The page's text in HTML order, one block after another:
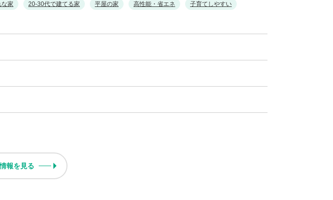
な家 20-30代で建てる家 平屋の家 高性能・省エネ 子育てしやすい
報を見る